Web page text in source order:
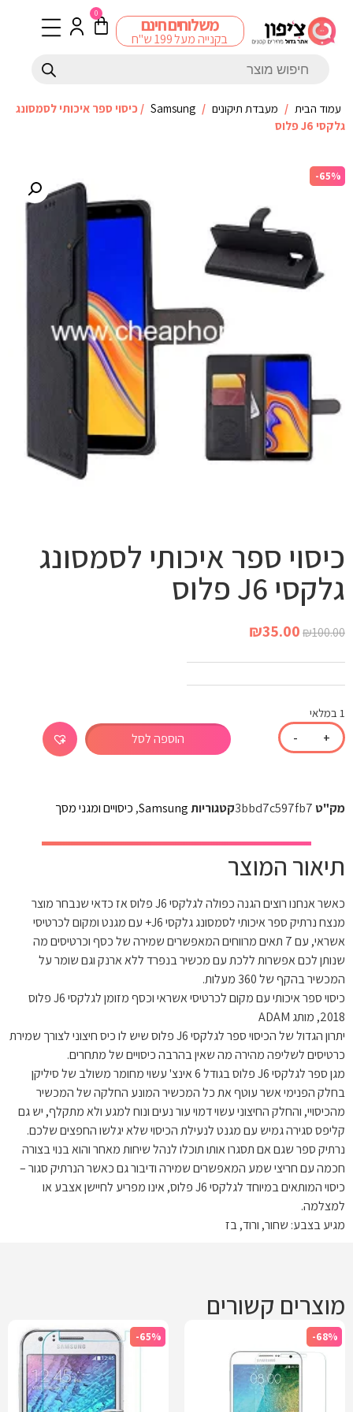
משלוחים חינם
בקנייה מעל 199 ש"ח
0
עמוד הבית / מעבדת תיקונים /
Samsung / כיסוי ספר איכותי לסמסונג
גלקסי J6 פלוס
-65%
כיסוי ספר איכותי לסמסונג
גלקסי J6 פלוס
₪100.00
₪35.00
1 במלאי
+
- הוספה לסל
מק"ט 3bbd7c597fb7קטגוריותSamsung
, כיסויים ומגני מסך
תיאור המוצר
כאשר אנחנו רוצים הגנה כפולה לגלקסי J6 פלוס אז כדאי שנבחר מוצר
מנצח נרתיק ספר איכותי לסמסונג גלקסי J6+ עם מגנט ומקום לכרטיסי
אשראי, עם 7 תאים מרווחים המאפשרים שמירה של כסף וכרטיסים מה
שנותן לכם אפשרות ללכת עם מכשיר בנפרד ללא ארנק וגם שומר על
המכשיר בהקף של 360 מעלות.
כיסוי ספר איכותי עם מקום לכרטיסי אשראי וכסף מזומן לגלקסי J6 פלוס
2018, מותג ADAM
יתרון הגדול של הכיסוי ספר לגלקסי J6 פלוס שיש לו כיס חיצוני לצורך שמירת
כרטיסים לשליפה מהירה מה שאין בהרבה כיסויים של מתחרים.
מגן ספר לגלקסי J6 פלוס בגודל 6 אינצ' עשוי מחומר משולב של סיליקן
בחלק הפנימי אשר עוטף את כל המכשיר המונע החלקה של המכשיר
מהכיסויי, והחלק החיצוני עשוי דמוי עור נעים ונוח למגע ולא מתקלף, יש גם
קליפס סגירה גמיש עם מגנט לנעילת הכיסוי שלא יגלשו החפצים שלכם.
נרתיק ספר שגם אם תסגרו אותו תוכלו לנהל שיחות מאחר והוא בנוי בצורה
חכמה עם חריצי שמע המאפשרים שמירה ודיבור גם כאשר הנרתיק סגור –
כיסוי המותאים במיוחד לגלקסי J6 פלוס, אינו מפריע לחיישן אצבע או
למצלמה.
מגיע בצבע: שחור, ורוד, בז
מוצרים קשורים
-68%
-65%